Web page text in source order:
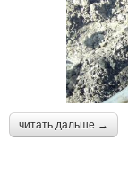
читать дальше →